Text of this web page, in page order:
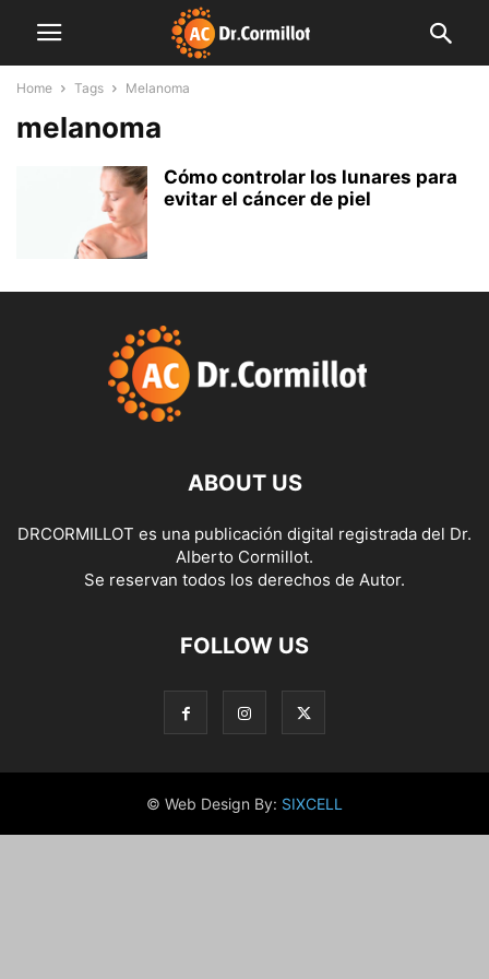
Home Tags Melanoma
melanoma
Cómo controlar los lunares para
evitar el cáncer de piel
ABOUT US
DRCORMILLOT es una publicación digital registrada del Dr.
Alberto Cormillot.
Se reservan todos los derechos de Autor.
FOLLOW US
© Web Design By: SIXCELL